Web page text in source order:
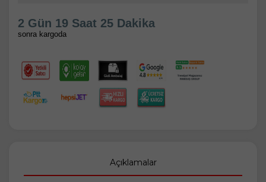
2 Gün 19 Saat 25 Dakika
sonra kargoda
Açıklamalar